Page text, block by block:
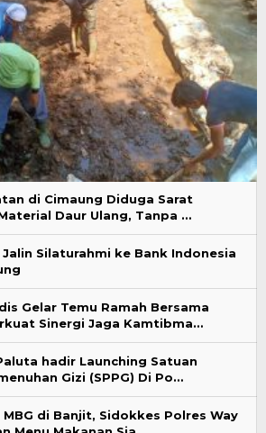
di Cimaung Diduga Sarat
Daur Ulang, Tanpa …
Jalin Silaturahmi ke Bank Indonesia
Gelar Temu Ramah Bersama
Sinergi Jaga Kamtibma…
hadir Launching Satuan
Gizi (SPPG) Di Po…
di Banjit, Sidokkes Polres Way